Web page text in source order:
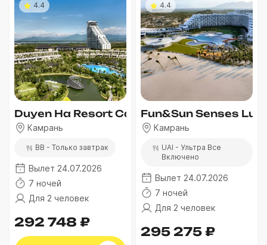
4.4
Duyen Ha Resort Cam Ranh
Камрань
BB - Только завтрак
Вылет 24.07.2026
7 ночей
Для 2 человек
292 748 ₽
4.4
Fun&Sun Senses
Камрань
UAI - Ультра Все
Включено
Вылет 24.07.2026
7 ночей
Для 2 человек
295 275 ₽